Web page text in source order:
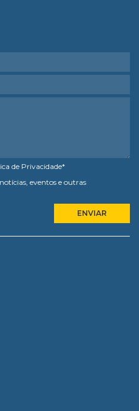
de Privacidade*
eventos e outras